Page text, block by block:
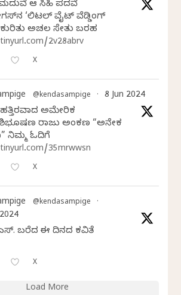
ಆ ಸಿಹಿ ಪದವೆ
‘ಲಿಟಲ್ ವೈಟ್ ವೆಡ್ಡಿಂಗ್
ಅಚಲ ಸೇತು ಬರಹ
2v28abrv
X
@kendasampige · 8 Jun 2024
ಹತ್ತಿರವಾದ ಅಮೇರಿಕ
ರಾಜು ಅಂಕಣ “ಅನೇಕ
ನಿಮ್ಮ ಓದಿಗೆ
35mrwwsn
X
@kendasampige ·
ಬರೆದ ಈ ದಿನದ ಕವಿತೆ
X
Load More